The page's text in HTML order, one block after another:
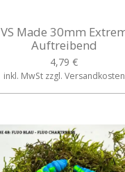
VS Made 30mm
Auftreibend
4,79 €
inkl. MwSt zzgl. Versandkosten